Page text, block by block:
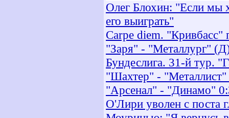
Олег Блохин: "Если мы
его выиграть"
Carpe diem. "Кривбасс"
"Заря" - "Металлург"
Бундеслига. 31-й тур.
"Шахтер" - "Металлист"
"Арсенал" - "Динамо"
О'Лири уволен c поста